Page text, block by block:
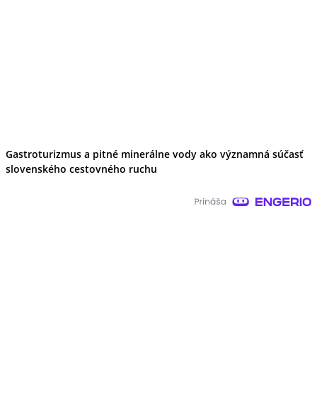
Gastroturizmus a pitné minerálne vody ako významná súčasť
slovenského cestovného ruchu